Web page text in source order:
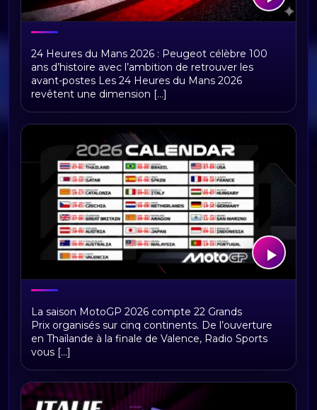
24 Heures du Mans 2026 : Peugeot
célèbre 100 ans d’histoire
24 Heures du Mans 2026 : Peugeot célèbre 100
ans d’histoire avec l’ambition de retrouver les
avant-postes Les 24 Heures du Mans 2026
revêtent une dimension [...]
MotoGP™ 2026 : le calendrier officiel
complet, toutes les dates et les
circuits confirmés
La saison MotoGP 2026 compte 22 Grands
Prix organisés sur cinq continents. De l’ouverture
en Thaïlande à la finale de Valence, Radio Sports
vous [...]